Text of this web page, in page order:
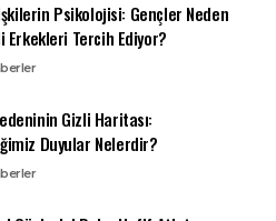
Psikolojisi: Gençler Neden
Erkekleri Tercih Ediyor?
Gizli Haritası:
Duyular Nelerdir?